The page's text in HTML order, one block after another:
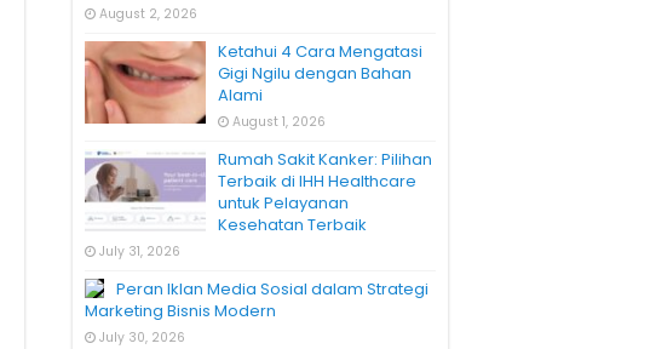
August 2, 2026
Ketahui 4 Cara Mengatasi
Gigi Ngilu dengan Bahan
Alami
August 1, 2026
Rumah Sakit Kanker: Pilihan
Terbaik di IHH Healthcare
untuk Pelayanan
Kesehatan Terbaik
July 31, 2026
Peran Iklan Media Sosial dalam Strategi
Marketing Bisnis Modern
July 30, 2026